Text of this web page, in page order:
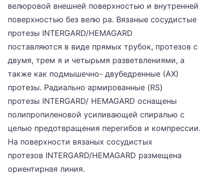
велюровой внешней поверхностью и внутренней
поверхностью без велю ра. Вязаные сосудистые
протезы INTERGARD/HEMAGARD
поставляются в виде прямых трубок, протезов с
двумя, трем я и четырьмя разветвлениями, а
также как подмышечно- двубедренные (АХ)
протезы. Радиально армированные (RS)
протезы INTERGARD/ HEMAGARD оснащены
полипропиленовой усиливающей спиралью с
целью предотвращения перегибов и компрессии.
На поверхности вязаных сосудистых
протезов INTERGARD/HEMAGARD размещена
ориентирная линия.